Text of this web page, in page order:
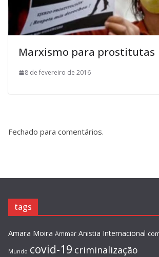
Marxismo para prostitutas
8 de fevereiro de 2016
Fechado para comentários.
tags
Amara Moira Ammar Anistia Internacional
Mundo covid-19 criminalização